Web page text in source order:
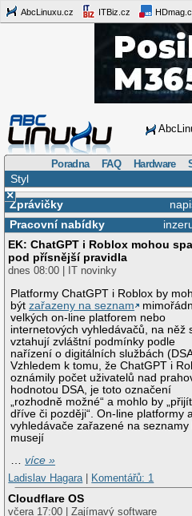
AbcLinuxu.cz ITBiz.cz
Poradna FAQ Hardware
Styl
×
Zprávičky
Pracovní nabídky
EK: ChatGPT i Roblox mohou
pod přísnější pravidla
dnes 08:00 | IT novinky
Platformy ChatGPT i Roblox by
býtzařazeny na seznam
velkých on-line platforem nebo
internetových vyhledávačů, na něž
vztahují zvláštní podmínky podle
nařízení o digitálních službách
Vzhledem k tomu, že ChatGPT i
oznámily počet uživatelů nad
hodnotou DSA, je toto označení
„rozhodně možné“ a mohlo by „přijít
dříve či později“. On-line platformy a
vyhledávače zařazené na seznamy
musejí
…více »
Ladislav Hagara
Komentářů: 1
Cloudflare OS
včera 17:00 | Zajímavý software